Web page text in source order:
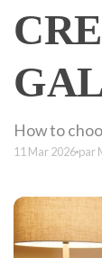
How to
11 Mar 2026 par